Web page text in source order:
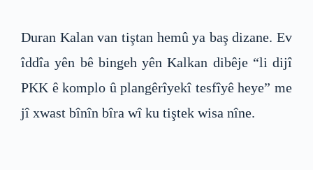
Duran Kalan van tiştan hemû ya baş dizane. Ev
îddîa yên bê bingeh yên Kalkan dibêje “li dijî
PKK ê komplo û plangêrîyekî tesfîyê heye” me
jî xwast bînîn bîra wî ku tiştek wisa nîne.